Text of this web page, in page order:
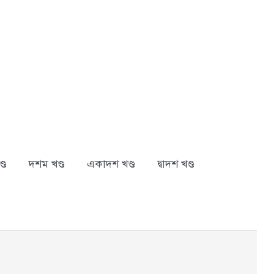
দশম খণ্ড একাদশ খণ্ড দ্বাদশ খণ্ড